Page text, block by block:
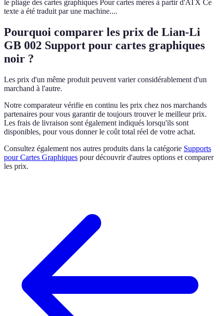
le pliage des cartes graphiques Pour cartes mères à partir d'ATX Ce
texte a été traduit par une machine....
Pourquoi comparer les prix de Lian-Li
GB 002 Support pour cartes graphiques
noir ?
Les prix d'un même produit peuvent varier considérablement d'un
marchand à l'autre.
Notre comparateur vérifie en continu les prix chez nos marchands
partenaires pour vous garantir de toujours trouver le meilleur prix.
Les frais de livraison sont également indiqués lorsqu'ils sont
disponibles, pour vous donner le coût total réel de votre achat.
Consultez également nos autres produits dans la catégorie Supports
pour Cartes Graphiques pour découvrir d'autres options et comparer
les prix.